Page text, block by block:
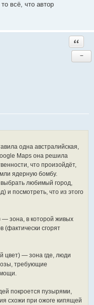
всё, что автор
−
одна австралийская,
Maps она решила
что произойдёт,
ядерную бомбу.
любимый город,
и посмотреть, что из этого
— зона, в которой живых
(фактически сгорят
цвет) — зона где, люди
требующие
покроется пузырями,
схожи при ожоге кипящей